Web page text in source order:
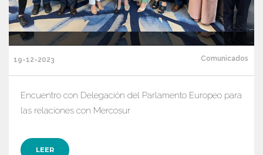
19-12-2023 Comunicados
Encuentro con Delegación del Parlamento Europeo para
las relaciones con Mercosur
LEER